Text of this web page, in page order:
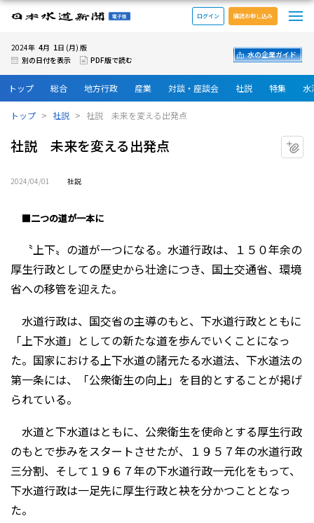
日本水道新聞 電子版
ログイン 購読お申し込み
2024年 4月 1 日 (月) 版
別の日付を表示
PDF版で読む
水の企業ガイド
トップ 総合 地方行政 産業 対談・座談会 社説 特集 水
トップ 社説 社説 未来を変える出発点
社説 未来を変える出発点
2024/04/01 社説
■二つの道が一本に
〝上下〟の道が一つになる。水道行政は、１５０年余の
厚生行政としての歴史から壮途につき、国土交通省、環境
省への移管を迎えた。
水道行政は、国交省の主導のもと、下水道行政とともに
「上下水道」としての新たな道を歩んでいくことになっ
た。国家における上下水道の諸元たる水道法、下水道法の
第一条には、「公衆衛生の向上」を目的とすることが掲げ
られている。
水道と下水道はともに、公衆衛生を使命とする厚生行政
のもとで歩みをスタートさせたが、１９５７年の水道行政
三分割、そして１９６７年の下水道行政一元化をもって、
下水道行政は一足先に厚生行政と袂を分かつこととなっ
た。